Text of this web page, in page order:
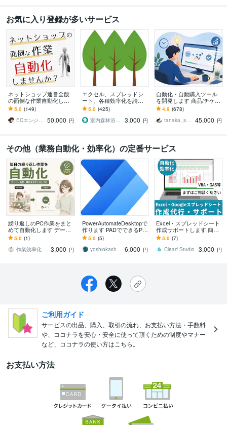
お気に入り登録が多いサービス
ネットショップ運営全般
の面倒な作業自動化しま
す 楽天・アマゾン・ヤフ
ーショッピング面倒な作
業してませんか？
5.0 (149)
ECエンジニア neger 50,000 円
エクセル、スプレッドシ
ート、各種効率化を請負
ます 集計、データ分析、
管理表、業務効率化はお
任せ下さい！
5.0 (425)
室内森林浴届け隊
3,000 円
自動化・自動購入ツール
を開発します 商品/チケッ
ト/レッスン/予約など何で
もどうぞ！
4.9 (678)
tanaka_s_001
45,000 円
その他（業務自動化・効率化）の定番サービス
繰り返しのPC作業をまと
めて自動化します データ
転記・ファイル整理をボ
タン1つに（Python対応）
5.0 (1)
作業効率化工房 ゆうか
3,000 円
PowerAutomateDesktopで
作ります PADでできるPP
Aで作業自動化・効率化の
お手伝いをします。
5.0 (5)
yoshiokashokai 6,000 円
Excel・スプレッドシート
作成サポートします 簡易
フォーマットの作成から
業務効率化・自動化のお
手伝いまで
5.0 (7)
Clearf Studio
3,000 円
ご利用ガイド
サービスの出品、購入、取引の流れ、お支払い方法・手数料
や、ココナラを安心・安全に使って頂くための制度やマナー
など、ココナラの使い方はこちら。
お支払い方法